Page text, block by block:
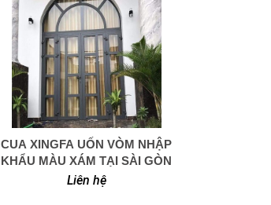
0938 414 005
CUA XINGFA UỐN VÒM NHẬP
KHẨU MÀU XÁM TẠI SÀI GÒN
Liên hệ